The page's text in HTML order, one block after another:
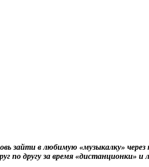
зайти в любимую «музыкалку» через
по другу за время «дистанционки» и